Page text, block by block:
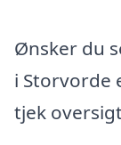
Ønsker du
i Storvorde
tjek